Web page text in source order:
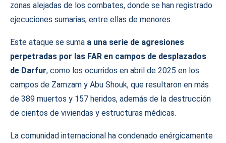
zonas alejadas de los combates, donde se han registrado
ejecuciones sumarias, entre ellas de menores.
Este ataque se suma a una serie de agresiones
perpetradas por las FAR en campos de desplazados
de Darfur, como los ocurridos en abril de 2025 en los
campos de Zamzam y Abu Shouk, que resultaron en más
de 389 muertos y 157 heridos, además de la destrucción
de cientos de viviendas y estructuras médicas.
La comunidad internacional ha condenado enérgicamente